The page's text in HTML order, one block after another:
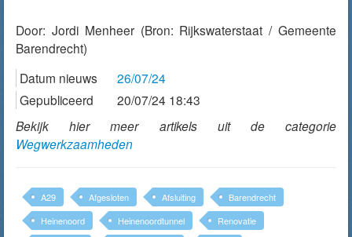
Door: Jordi Menheer(Bron: Rijkswaterstaat / Gemeente
Barendrecht)
Datum nieuws
26/07/24
Gepubliceerd
20/07/24 18:43
Bekijk hier meer artikels uit de categorie
Wegwerkzaamheden
A29 Afgesloten Afsluiting
Barendrecht
Heinenoord
Heinenoordtunnel
Renovatie